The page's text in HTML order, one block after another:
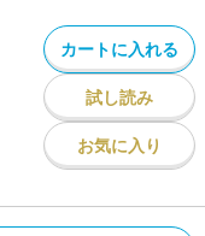
カートに入れる
試し読み
お気に入り